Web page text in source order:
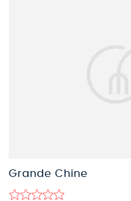
Grande Chine